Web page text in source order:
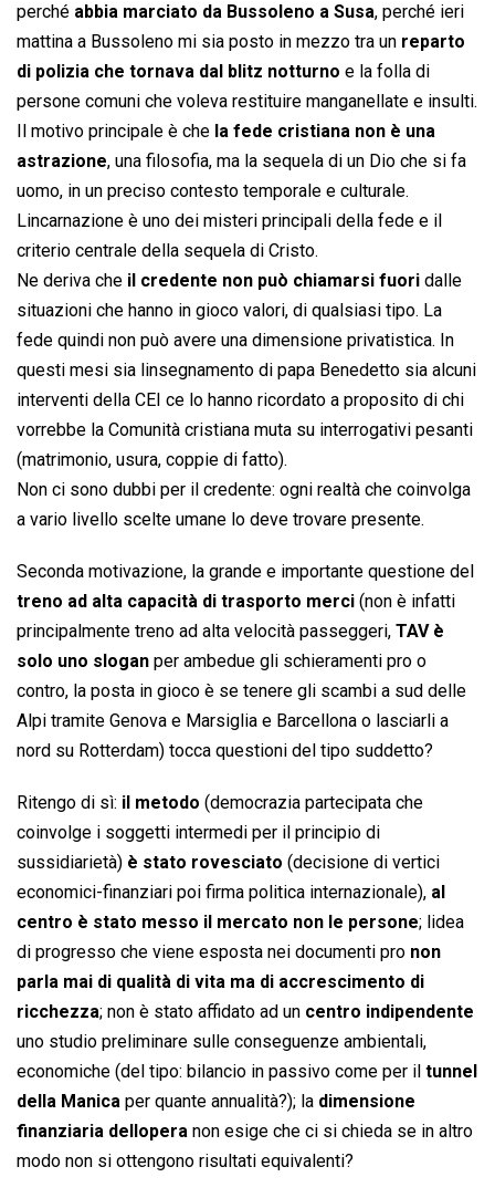
perché abbia marciato da Bussoleno a Susa, perché ieri
mattina a Bussoleno mi sia posto in mezzo tra un reparto
di polizia che tornava dal blitz notturno e la folla di
persone comuni che voleva restituire manganellate e insulti.
Il motivo principale è che la fede cristiana non è una
astrazione, una filosofia, ma la sequela di un Dio che si fa
uomo, in un preciso contesto temporale e culturale.
Lincarnazione è uno dei misteri principali della fede e il
criterio centrale della sequela di Cristo.
Ne deriva che il credente non può chiamarsi fuori dalle
situazioni che hanno in gioco valori, di qualsiasi tipo. La
fede quindi non può avere una dimensione privatistica. In
questi mesi sia linsegnamento di papa Benedetto sia alcuni
interventi della CEI ce lo hanno ricordato a proposito di chi
vorrebbe la Comunità cristiana muta su interrogativi pesanti
(matrimonio, usura, coppie di fatto).
Non ci sono dubbi per il credente: ogni realtà che coinvolga
a vario livello scelte umane lo deve trovare presente.
Seconda motivazione, la grande e importante questione del
treno ad alta capacità di trasporto merci (non è infatti
principalmente treno ad alta velocità passeggeri, TAV è
solo uno slogan per ambedue gli schieramenti pro o
contro, la posta in gioco è se tenere gli scambi a sud delle
Alpi tramite Genova e Marsiglia e Barcellona o lasciarli a
nord su Rotterdam) tocca questioni del tipo suddetto?
Ritengo di sì: il metodo (democrazia partecipata che
coinvolge i soggetti intermedi per il principio di
sussidiarietà) è stato rovesciato (decisione di vertici
economici-finanziari poi firma politica internazionale), al
centro è stato messo il mercato non le persone; lidea
di progresso che viene esposta nei documenti pro non
parla mai di qualità di vita ma di accrescimento di
ricchezza; non è stato affidato ad un centro indipendente
uno studio preliminare sulle conseguenze ambientali,
economiche (del tipo: bilancio in passivo come per il tunnel
della Manica per quante annualità?); la dimensione
finanziaria dellopera non esige che ci si chieda se in altro
modo non si ottengono risultati equivalenti?